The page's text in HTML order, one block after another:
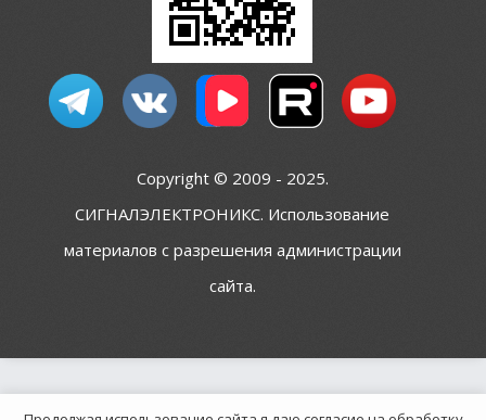
Copyright © 2009 - 2025.
СИГНАЛЭЛЕКТРОНИКС. Использование
материалов с разрешения администрации
сайта.